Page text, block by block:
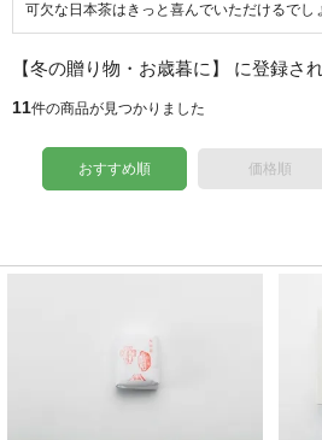
可欠な日本茶はきっと喜んでいただけるでし
【冬の贈り物・お歳暮に】 に登録さ
11件の商品が見つかりました
おすすめ順 価格順